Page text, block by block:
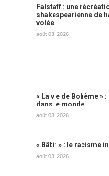
Falstaff : une
shakespearienne de
volée!
août 03, 2026
« La vie de Bohème »
dans le monde
août 03, 2026
« Bâtir » : le racisme
août 03, 2026